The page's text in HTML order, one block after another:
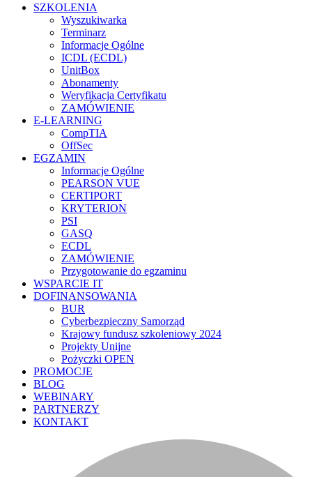
SZKOLENIA
Wyszukiwarka
Terminarz
Informacje Ogólne
ICDL (ECDL)
UnitBox
Abonamenty
Weryfikacja Certyfikatu
ZAMÓWIENIE
E-LEARNING
CompTIA
OffSec
EGZAMIN
Informacje Ogólne
PEARSON VUE
CERTIPORT
KRYTERION
PSI
GASQ
ECDL
ZAMÓWIENIE
Przygotowanie do egzaminu
WSPARCIE IT
DOFINANSOWANIA
BUR
Cyberbezpieczny Samorząd
Krajowy fundusz szkoleniowy 2024
Projekty Unijne
Pożyczki OPEN
PROMOCJE
BLOG
WEBINARY
PARTNERZY
KONTAKT